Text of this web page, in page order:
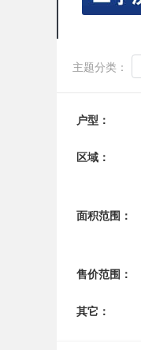
主题分类：
户型：
区域：
面积范围：
售价范围：
其它：